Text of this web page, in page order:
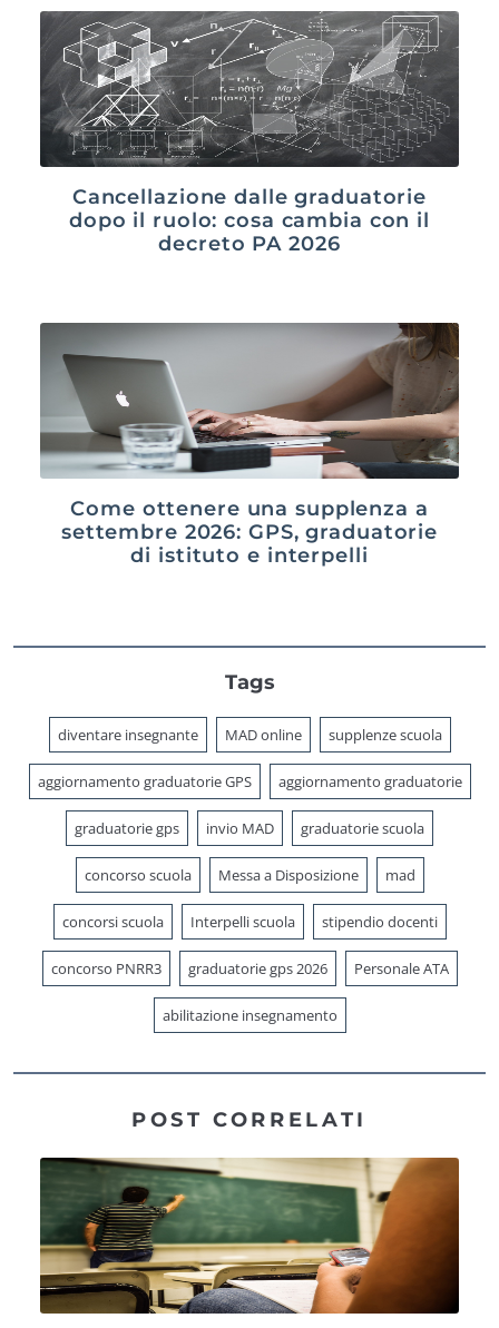
Cancellazione dalle graduatorie
dopo il ruolo: cosa cambia con il
decreto PA 2026
Come ottenere una supplenza a
settembre 2026: GPS, graduatorie
di istituto e interpelli
Tags
diventare insegnante MAD online supplenze scuola
aggiornamento graduatorie GPS aggiornamento graduatorie
graduatorie gps invio MAD graduatorie scuola
concorso scuola Messa a Disposizione mad
concorsi scuola Interpelli scuola stipendio docenti
concorso PNRR3 graduatorie gps 2026 Personale ATA
abilitazione insegnamento
POST CORRELATI